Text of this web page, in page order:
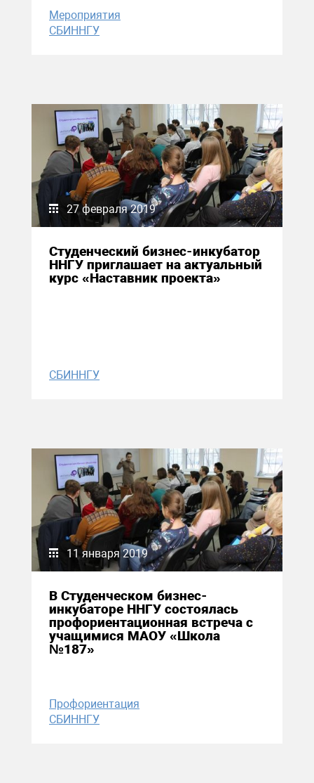
Мероприятия
СБИННГУ
27 февраля 2019
Студенческий бизнес-инкубатор
ННГУ приглашает на актуальный
курс «Наставник проекта»
СБИННГУ
11 января 2019
В Студенческом бизнес-
инкубаторе ННГУ состоялась
профориентационная встреча с
учащимися МАОУ «Школа
№187»
Профориентация
СБИННГУ